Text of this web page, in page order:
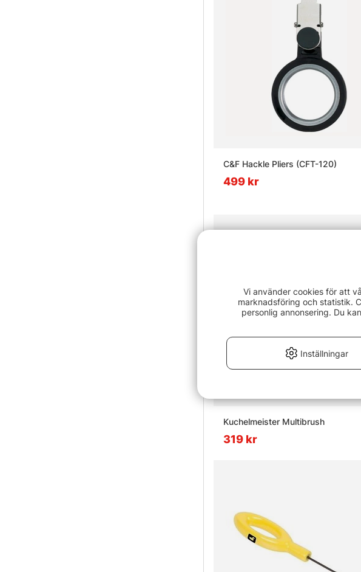
C&F Hackle Pliers (CFT-120)
499 kr
Kuchelmeister Multibrush
319 kr
Vi använder cookies för att
marknadsföring och statistik.
personlig annonsering. Du
Inställningar